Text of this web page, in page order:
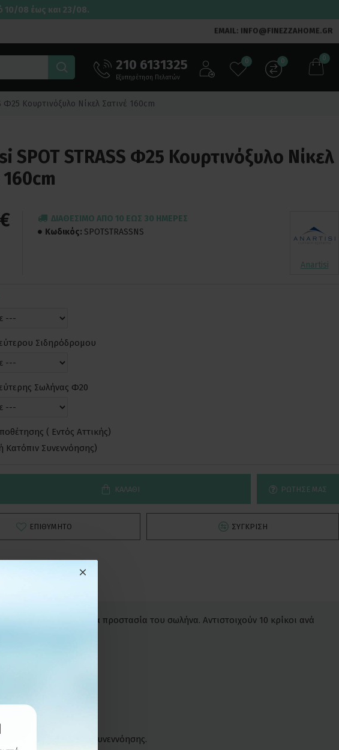
10/08 έως και 23/08.
EMAIL: INFO@FINEZZAHOME.GR
210 6131325
Εξυπηρέτηση Πελατών
0 0 0
Φ25 Κουρτινόξυλο Νίκελ Σατινέ 160cm
SPOT STRASS Φ25 Κουρτινόξυλο Νίκελ
160cm
ΔΙΑΘΈΣΙΜΟ ΑΠΌ 10 ΈΩΣ 30 ΗΜΈΡΕΣ
Κωδικός: SPOTSTRASSNS
Anartisi
Σιδηρόδρομου
Σωλήνας Φ20
( Εντός Αττικής)
Κατόπιν Συνεννόησης)
ΚΑΛΆΘΙ ΡΏΤΗΣΕ ΜΑΣ
ΕΠΙΘΥΜΗΤΌ ΣΎΓΚΡΙΣΗ
και ταυτόχρονα προστασία του σωλήνα. Αντιστοιχούν 10 κρίκοι ανά
τηλεφωνικής συνεννόησης.